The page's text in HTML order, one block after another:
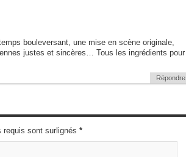
bouleversant, une mise en scène originale,
justes et sincères… Tous les ingrédients pour
Répondre
requis sont surlignés *